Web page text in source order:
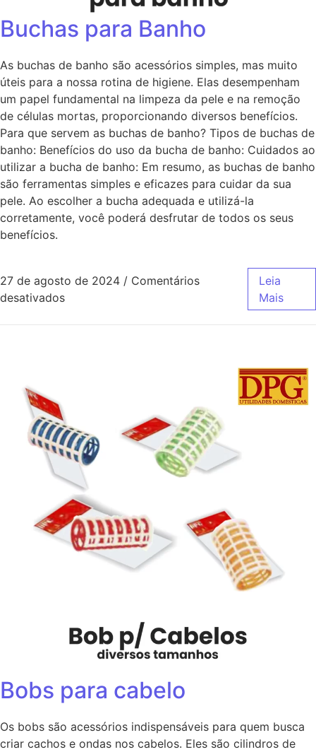
Buchas para Banho
As buchas de banho são acessórios simples, mas muito
úteis para a nossa rotina de higiene. Elas desempenham
um papel fundamental na limpeza da pele e na remoção
de células mortas, proporcionando diversos benefícios.
Para que servem as buchas de banho? Tipos de buchas de
banho: Benefícios do uso da bucha de banho: Cuidados ao
utilizar a bucha de banho: Em resumo, as buchas de banho
são ferramentas simples e eficazes para cuidar da sua
pele. Ao escolher a bucha adequada e utilizá-la
corretamente, você poderá desfrutar de todos os seus
benefícios.
27 de agosto de 2024 / Comentários
desativados
Leia
Mais
Bobs para cabelo
Os bobs são acessórios indispensáveis para quem busca
criar cachos e ondas nos cabelos. Eles são cilindros de